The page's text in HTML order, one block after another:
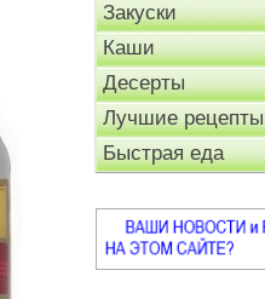
Закуски
Каши
Десерты
Лучшие рецепты
Быстрая еда